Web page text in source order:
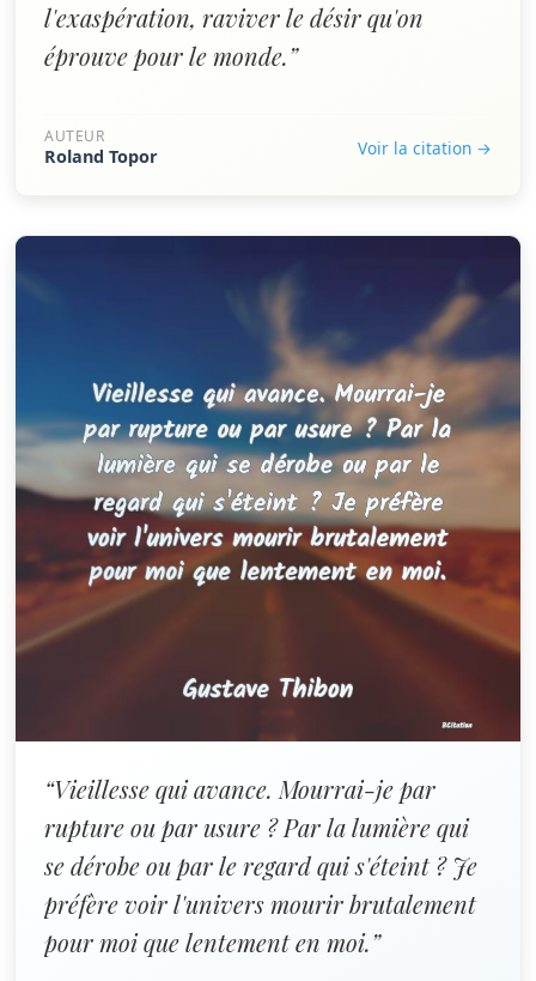
l'exaspération, raviver le désir qu'on
éprouve pour le monde.”
AUTEUR
Roland Topor Voir la citation →
“Vieillesse qui avance. Mourrai-je par
rupture ou par usure ? Par la lumière qui
se dérobe ou par le regard qui s'éteint ? Je
préfère voir l'univers mourir brutalement
pour moi que lentement en moi.”